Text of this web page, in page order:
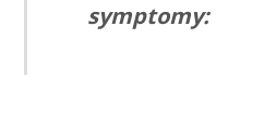
symptomy: